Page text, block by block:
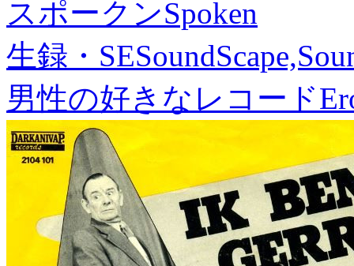
スポークンSpoken
生録・SE
男性の好きなレコード